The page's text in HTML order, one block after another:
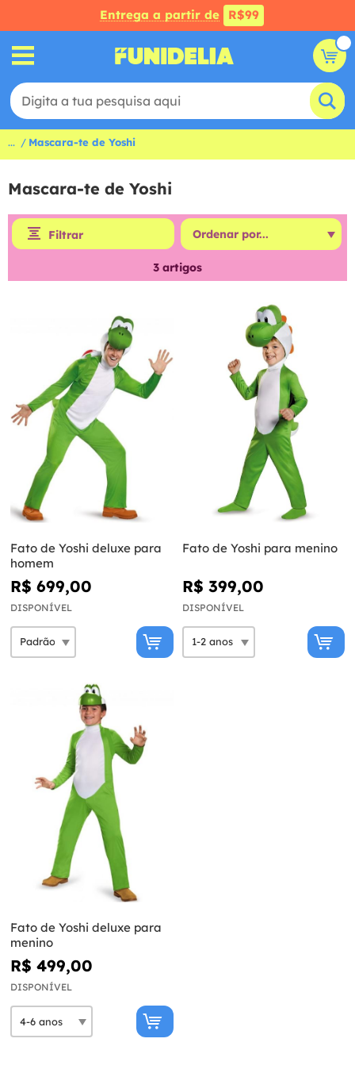
Entrega a partir de R$99
... Mascara-te de Yoshi
Mascara-te de Yoshi
Filtrar
3 artigos
Fato de Yoshi deluxe para
homem
R$ 699,00
DISPONÍVEL
Fato de Yoshi para menino
R$ 399,00
DISPONÍVEL
Fato de Yoshi deluxe para
menino
R$ 499,00
DISPONÍVEL